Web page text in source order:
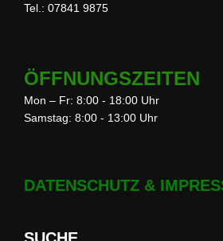
Tel.: 07841 9875
ÖFFNUNGSZEITEN
Mon – Fr: 8:00 - 18:00 Uhr
Samstag: 8:00 - 13:00 Uhr
DATENSCHUTZ &